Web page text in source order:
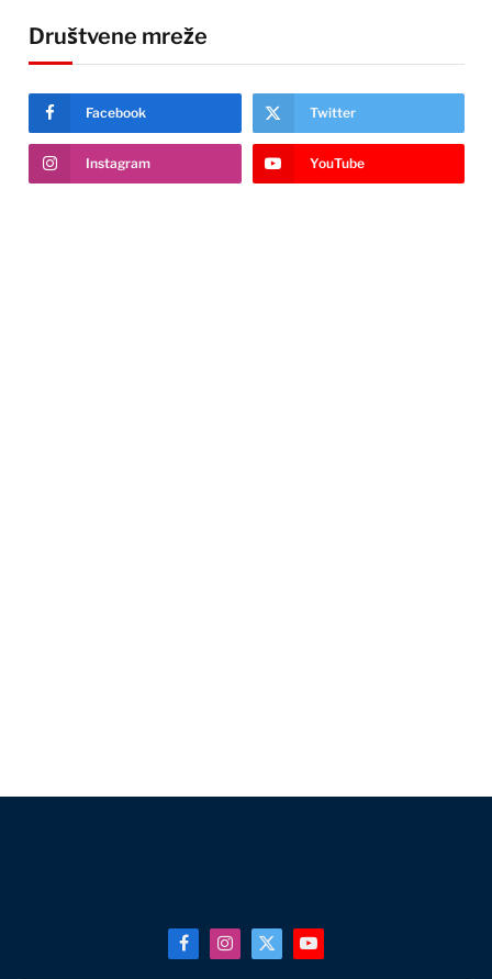
Društvene mreže
Facebook Twitter
Instagram YouTube
FacebookInstagram
X
YouTube